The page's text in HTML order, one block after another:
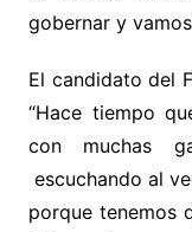
gobernar y
El candidato del
“Hace tiempo
con muchas
escuchando al
porque tenemos